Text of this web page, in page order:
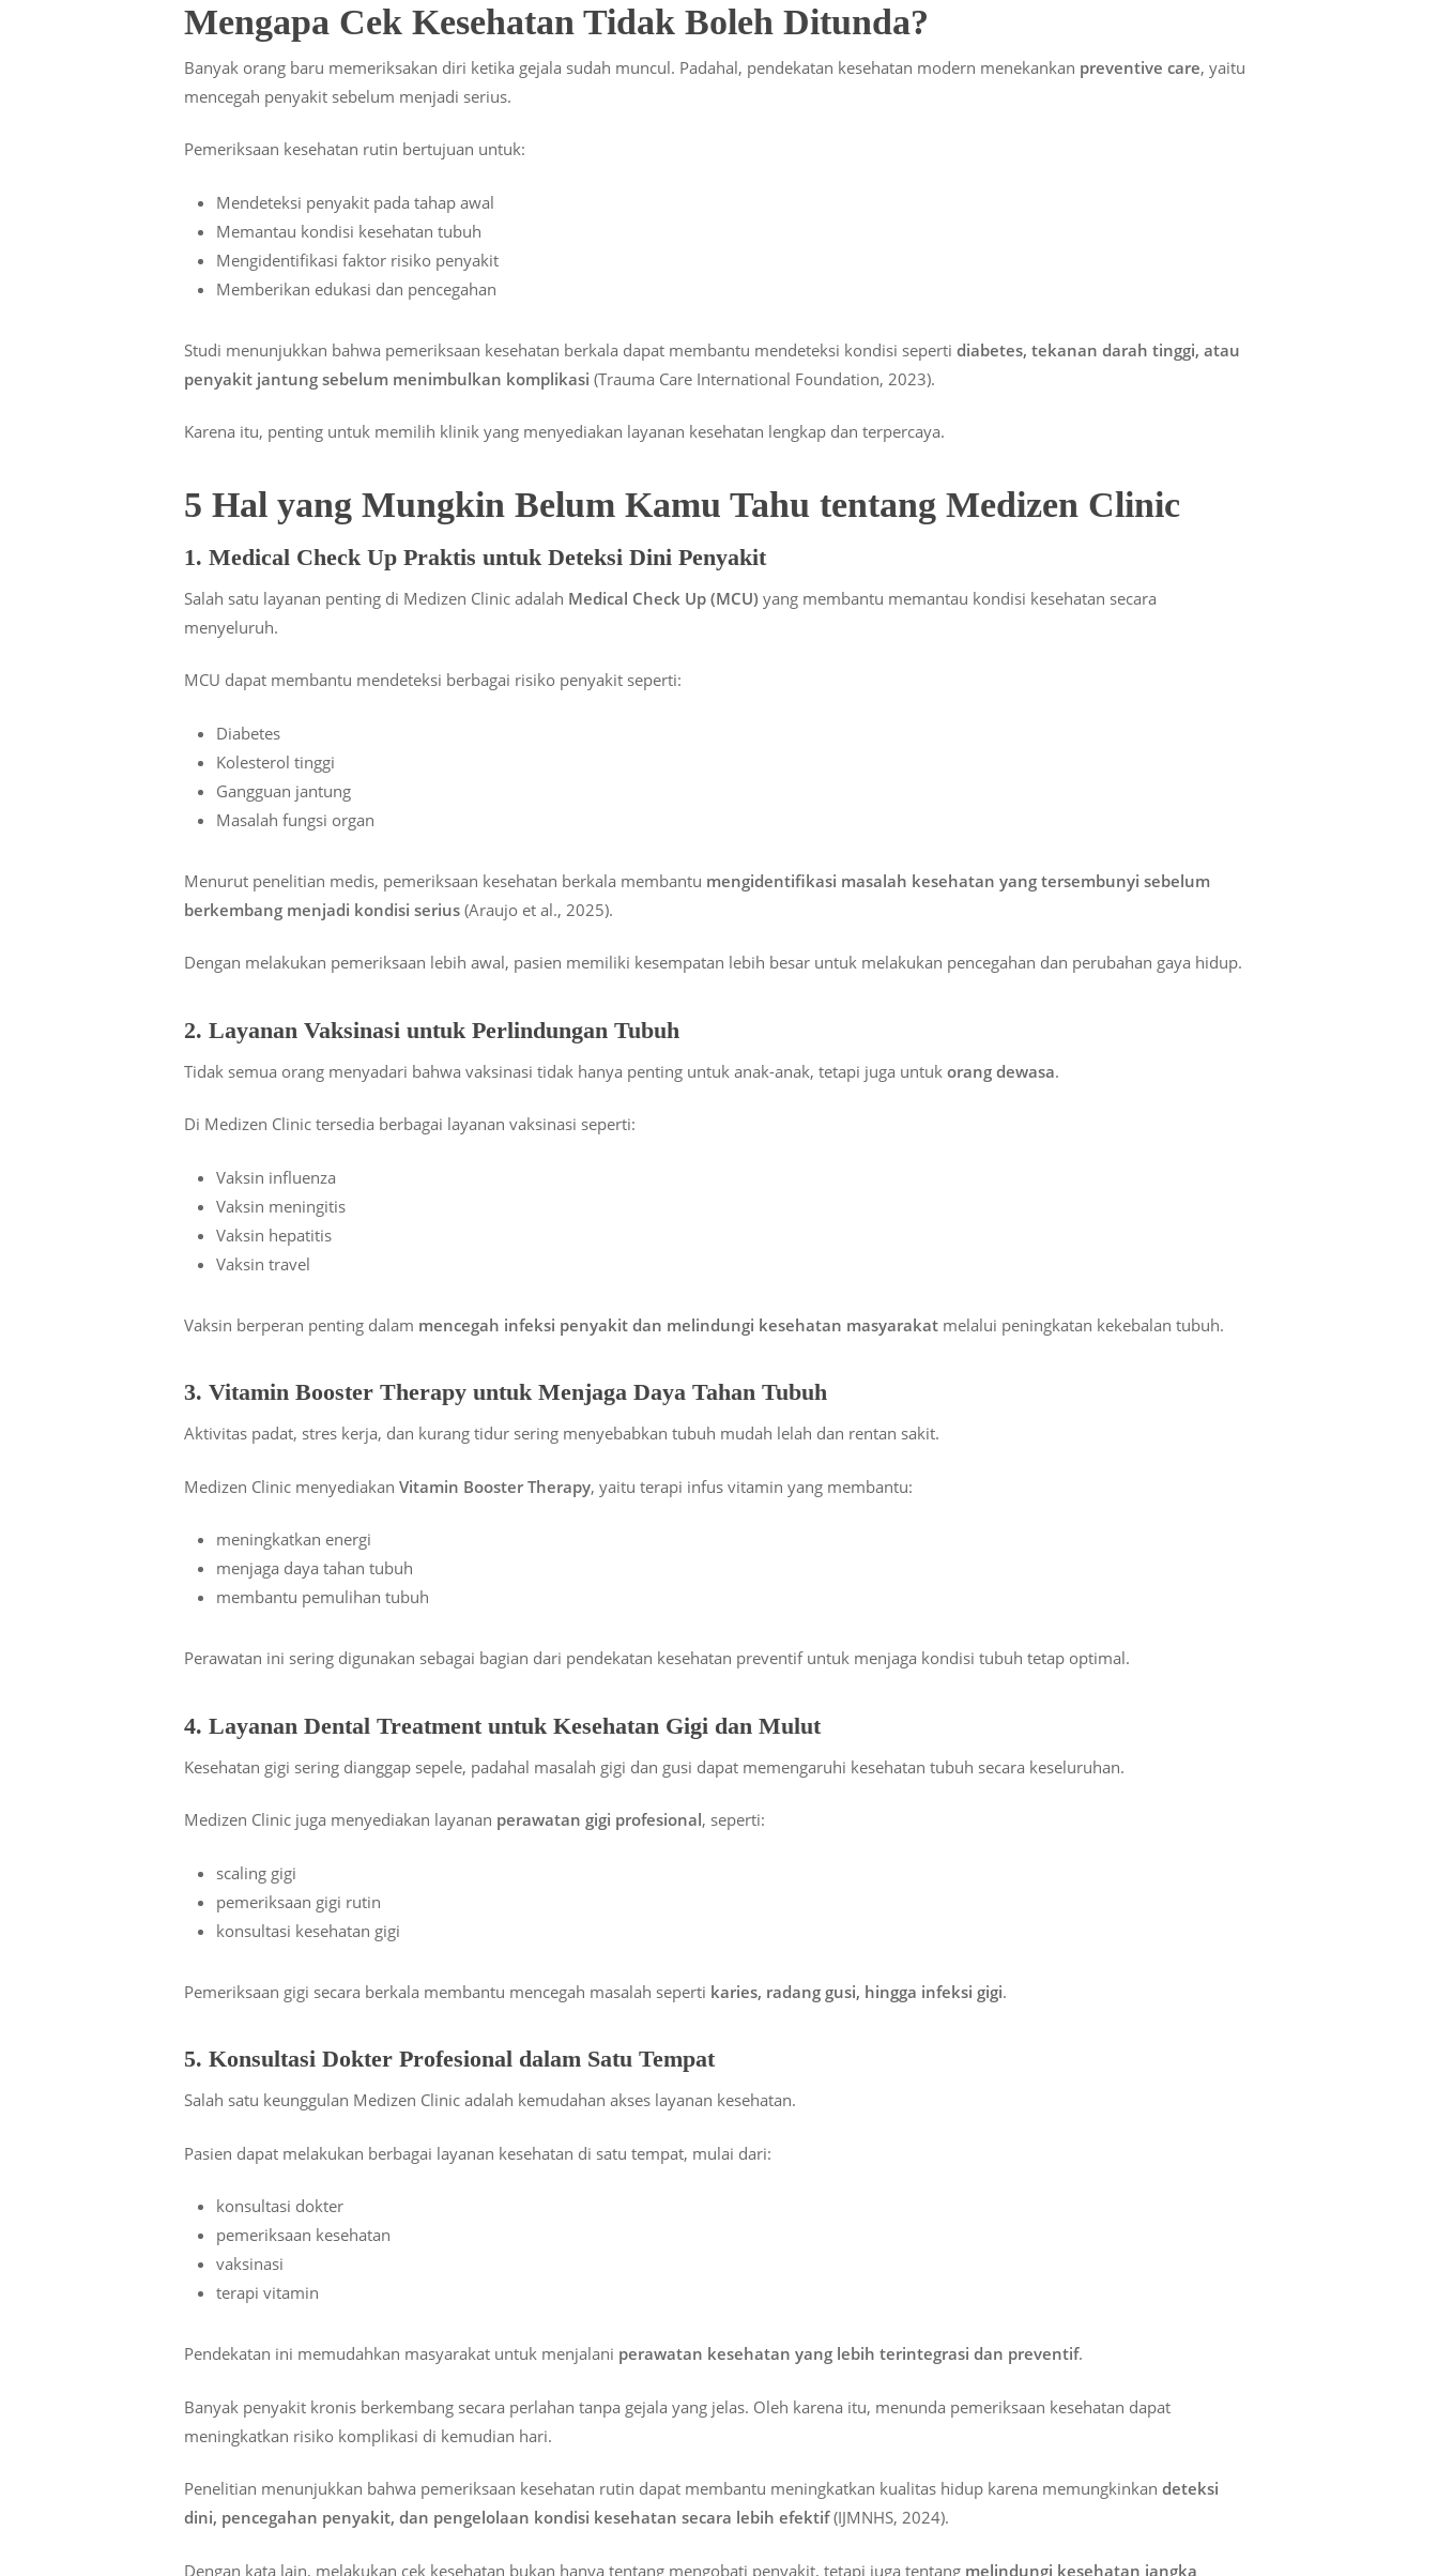
Mengapa Cek Kesehatan Tidak Boleh Ditunda?
Banyak orang baru memeriksakan diri ketika gejala sudah muncul. Padahal, pendekatan kesehatan modern menekankan preventive care, yaitu
mencegah penyakit sebelum menjadi serius.
Pemeriksaan kesehatan rutin bertujuan untuk:
Mendeteksi penyakit pada tahap awal
Memantau kondisi kesehatan tubuh
Mengidentifikasi faktor risiko penyakit
Memberikan edukasi dan pencegahan
Studi menunjukkan bahwa pemeriksaan kesehatan berkala dapat membantu mendeteksi kondisi seperti diabetes, tekanan darah tinggi, atau
penyakit jantung sebelum menimbulkan komplikasi (Trauma Care International Foundation, 2023).
Karena itu, penting untuk memilih klinik yang menyediakan layanan kesehatan lengkap dan terpercaya.
5 Hal yang Mungkin Belum Kamu Tahu tentang Medizen Clinic
1. Medical Check Up Praktis untuk Deteksi Dini Penyakit
Salah satu layanan penting di Medizen Clinic adalah Medical Check Up (MCU) yang membantu memantau kondisi kesehatan secara
menyeluruh.
MCU dapat membantu mendeteksi berbagai risiko penyakit seperti:
Diabetes
Kolesterol tinggi
Gangguan jantung
Masalah fungsi organ
Menurut penelitian medis, pemeriksaan kesehatan berkala membantu mengidentifikasi masalah kesehatan yang tersembunyi sebelum
berkembang menjadi kondisi serius (Araujo et al., 2025).
Dengan melakukan pemeriksaan lebih awal, pasien memiliki kesempatan lebih besar untuk melakukan pencegahan dan perubahan gaya hidup.
2. Layanan Vaksinasi untuk Perlindungan Tubuh
Tidak semua orang menyadari bahwa vaksinasi tidak hanya penting untuk anak-anak, tetapi juga untuk orang dewasa.
Di Medizen Clinic tersedia berbagai layanan vaksinasi seperti:
Vaksin influenza
Vaksin meningitis
Vaksin hepatitis
Vaksin travel
Vaksin berperan penting dalam mencegah infeksi penyakit dan melindungi kesehatan masyarakat melalui peningkatan kekebalan tubuh.
3. Vitamin Booster Therapy untuk Menjaga Daya Tahan Tubuh
Aktivitas padat, stres kerja, dan kurang tidur sering menyebabkan tubuh mudah lelah dan rentan sakit.
Medizen Clinic menyediakan Vitamin Booster Therapy, yaitu terapi infus vitamin yang membantu:
meningkatkan energi
menjaga daya tahan tubuh
membantu pemulihan tubuh
Perawatan ini sering digunakan sebagai bagian dari pendekatan kesehatan preventif untuk menjaga kondisi tubuh tetap optimal.
4. Layanan Dental Treatment untuk Kesehatan Gigi dan Mulut
Kesehatan gigi sering dianggap sepele, padahal masalah gigi dan gusi dapat memengaruhi kesehatan tubuh secara keseluruhan.
Medizen Clinic juga menyediakan layanan perawatan gigi profesional, seperti:
scaling gigi
pemeriksaan gigi rutin
konsultasi kesehatan gigi
Pemeriksaan gigi secara berkala membantu mencegah masalah seperti karies, radang gusi, hingga infeksi gigi.
5. Konsultasi Dokter Profesional dalam Satu Tempat
Salah satu keunggulan Medizen Clinic adalah kemudahan akses layanan kesehatan.
Pasien dapat melakukan berbagai layanan kesehatan di satu tempat, mulai dari:
konsultasi dokter
pemeriksaan kesehatan
vaksinasi
terapi vitamin
Pendekatan ini memudahkan masyarakat untuk menjalani perawatan kesehatan yang lebih terintegrasi dan preventif.
Banyak penyakit kronis berkembang secara perlahan tanpa gejala yang jelas. Oleh karena itu, menunda pemeriksaan kesehatan dapat
meningkatkan risiko komplikasi di kemudian hari.
Penelitian menunjukkan bahwa pemeriksaan kesehatan rutin dapat membantu meningkatkan kualitas hidup karena memungkinkan deteksi
dini, pencegahan penyakit, dan pengelolaan kondisi kesehatan secara lebih efektif(IJMNHS, 2024).
Dengan kata lain, melakukan cek kesehatan bukan hanya tentang mengobati penyakit, tetapi juga tentang melindungi kesehatan jangka